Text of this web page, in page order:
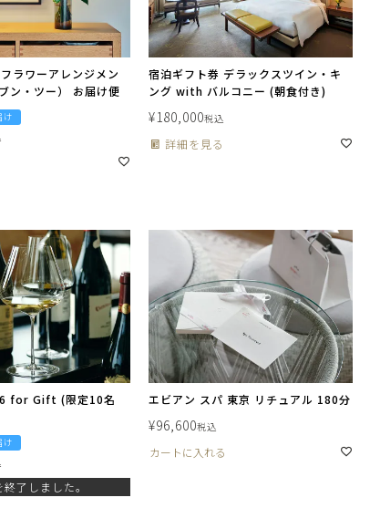
ラワーアレンジメン
ン・ツー） お届け便
け
宿泊ギフト券 デラックスツイン・キ
ング with バルコニー (朝食付き)
¥180,000税込
詳細を見る
for Gift (限定10名
け
了しました。
エビアン スパ 東京 リチュアル 180分
¥96,600税込
カートに入れる